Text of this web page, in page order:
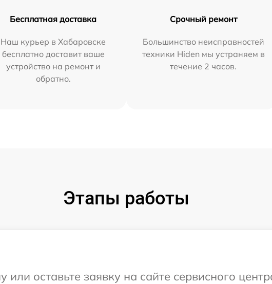
Бесплатная доставка
Наш курьер в Хабаровске
бесплатно доставит ваше
устройство на ремонт и
обратно.
Срочный ремонт
Большинство неисправностей
техники Hiden мы устраняем в
течение 2 часов.
Этапы работы
оставьте заявку на сайте сервисного